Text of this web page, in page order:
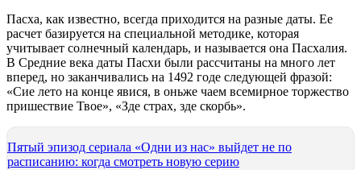
Пасха, как известно, всегда приходится на разные даты. Ее
расчет базируется на специальной методике, которая
учитывает солнечный календарь, и называется она Пасхалия.
В Средние века даты Пасхи были рассчитаны на много лет
вперед, но заканчивались на 1492 годе следующей фразой:
«Сие лето на конце явися, в оньже чаем всемирное торжество
пришествие Твое», «Зде страх, зде скорбь».
Пятый эпизод сериала «Одни из нас» выйдет не по
расписанию: когда смотреть новую серию